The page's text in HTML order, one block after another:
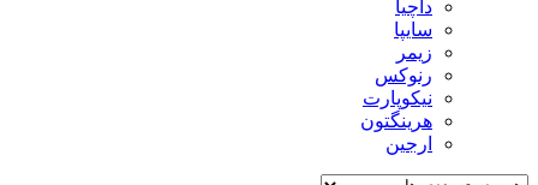
داچیا
سایپا
زیمر
رنوکس
نیکوپارت
هرینگتون
ارجین